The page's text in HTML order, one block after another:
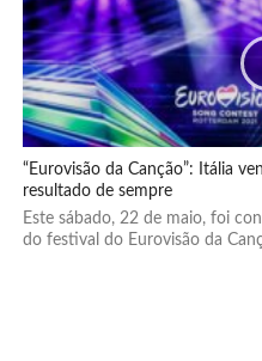
“Eurovisão da Canção”: Itália
resultado de sempre
Este sábado, 22 de maio, foi
do festival do Eurovisão da